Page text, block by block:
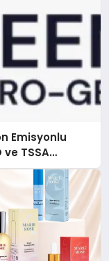
Emisyonlu
TSSA